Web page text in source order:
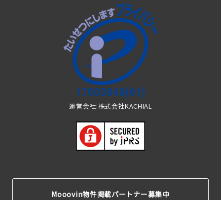
運営会社:株式会社KACHIAL
Mooovin物件掲載パートナー募集中